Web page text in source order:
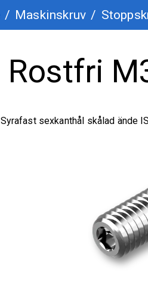
/ Maskinskruv /
Rostfri
Syrafast sexkanthål skålad ände